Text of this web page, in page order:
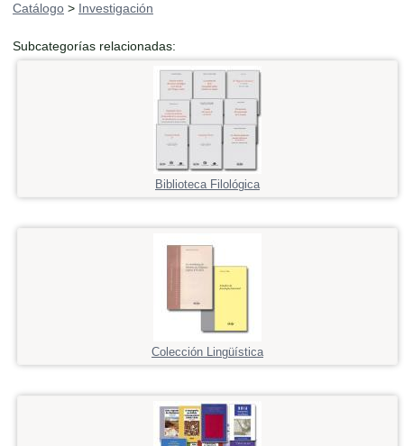
Catálogo > Investigación
Subcategorías relacionadas:
Biblioteca Filológica
Colección Lingüística